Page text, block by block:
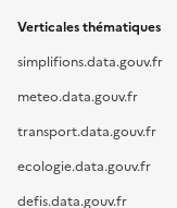
Verticales thématiques
simplifions.data.gouv.fr
meteo.data.gouv.fr
transport.data.gouv.fr
ecologie.data.gouv.fr
defis.data.gouv.fr